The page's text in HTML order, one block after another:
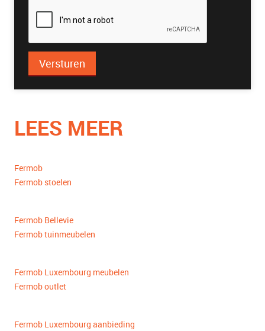
Versturen
LEES MEER
Fermob
Fermob stoelen
Fermob Bellevie
Fermob tuinmeubelen
Fermob Luxembourg meubelen
Fermob outlet
Fermob Luxembourg aanbieding